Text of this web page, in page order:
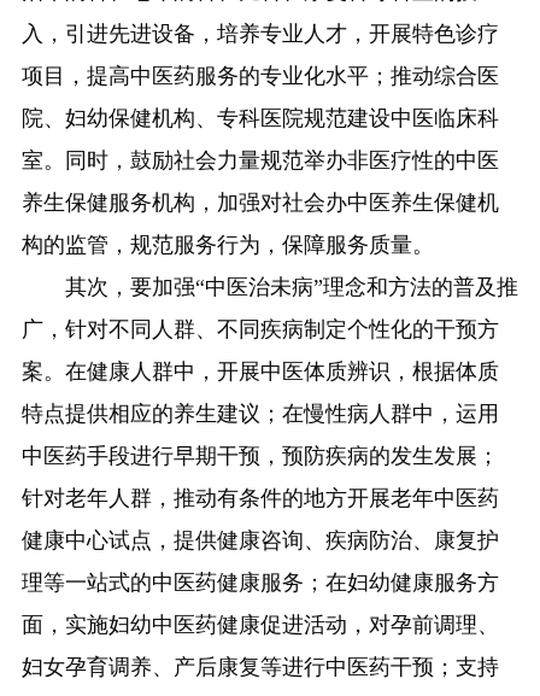
入，引进先进设备，培养专业人才，开展特色诊疗
项目，提高中医药服务的专业化水平；推动综合医
院、妇幼保健机构、专科医院规范建设中医临床科
室。同时，鼓励社会力量规范举办非医疗性的中医
养生保健服务机构，加强对社会办中医养生保健机
构的监管，规范服务行为，保障服务质量。
其次，要加强“中医治未病”理念和方法的普及推
广，针对不同人群、不同疾病制定个性化的干预方
案。在健康人群中，开展中医体质辨识，根据体质
特点提供相应的养生建议；在慢性病人群中，运用
中医药手段进行早期干预，预防疾病的发生发展；
针对老年人群，推动有条件的地方开展老年中医药
健康中心试点，提供健康咨询、疾病防治、康复护
理等一站式的中医药健康服务；在妇幼健康服务方
面，实施妇幼中医药健康促进活动，对孕前调理、
妇女孕育调养、产后康复等进行中医药干预；支持